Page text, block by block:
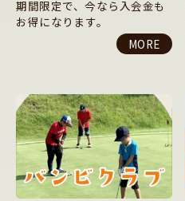
期間限定で、今なら入会金も
お得になります。
MORE